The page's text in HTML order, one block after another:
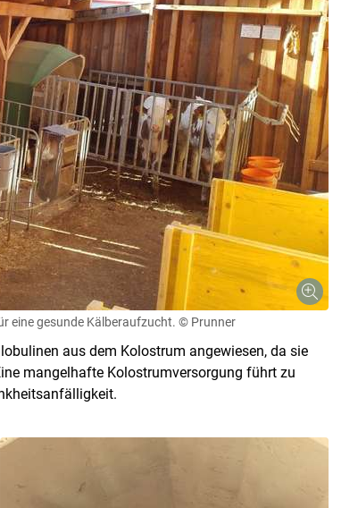
Skip to main content
eine gesunde Kälberaufzucht. © Prunner
aus dem Kolostrum angewiesen, da sie
mangelhafte Kolostrumversorgung führt zu